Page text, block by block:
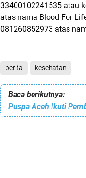
33400102241535 atau
atas nama Blood For
081260852973 atas
berita kesehatan
Baca berikutnya: